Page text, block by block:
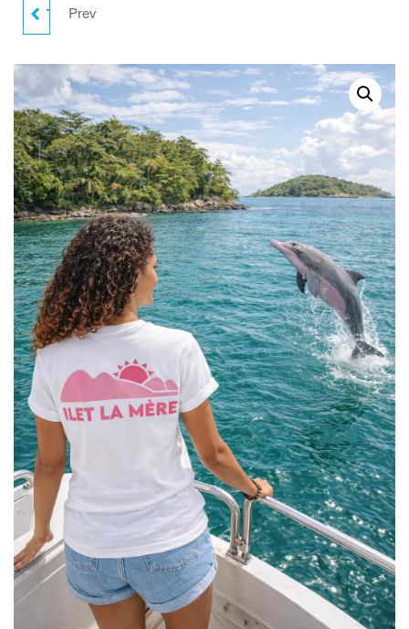
T-SHIRT ILET LA MÈRE :
MÈRE VERT
Prev